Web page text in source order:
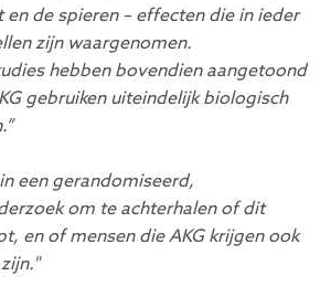
en de spieren – effecten die in ieder
zijn waargenomen.
hebben bovendien aangetoond
gebruiken uiteindelijk biologisch
een gerandomiseerd,
om te achterhalen of dit
en of mensen die AKG krijgen ook